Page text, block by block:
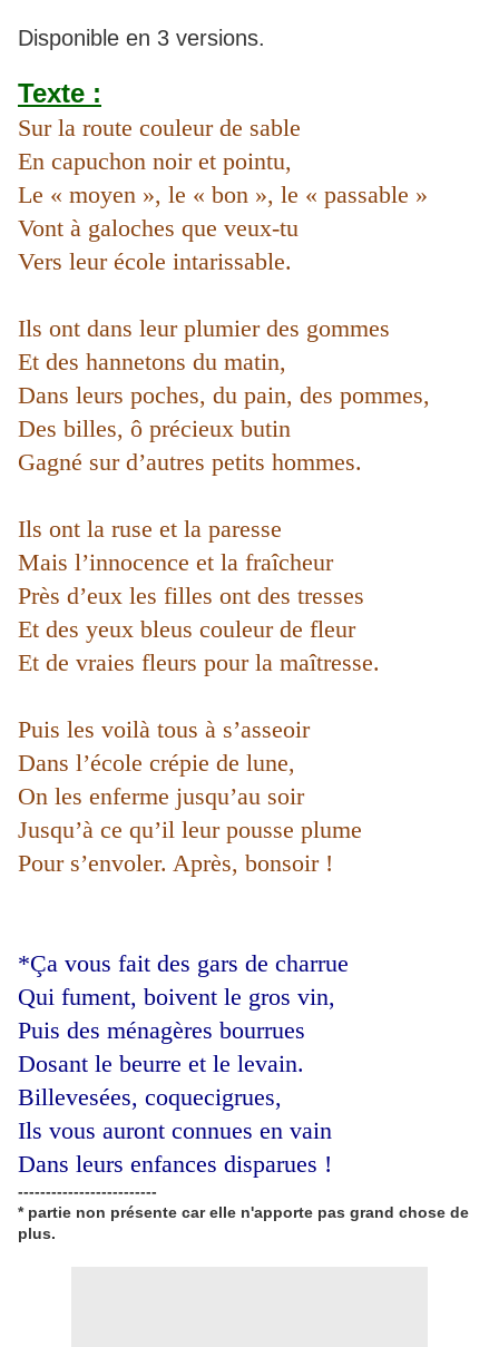
Disponible en 3 versions.
Texte :
Sur la route couleur de sable
En capuchon noir et pointu,
Le « moyen », le « bon », le « passable »
Vont à galoches que veux-tu
Vers leur école intarissable.
Ils ont dans leur plumier des gommes
Et des hannetons du matin,
Dans leurs poches, du pain, des pommes,
Des billes, ô précieux butin
Gagné sur d’autres petits hommes.
Ils ont la ruse et la paresse
Mais l’innocence et la fraîcheur
Près d’eux les filles ont des tresses
Et des yeux bleus couleur de fleur
Et de vraies fleurs pour la maîtresse.
Puis les voilà tous à s’asseoir
Dans l’école crépie de lune,
On les enferme jusqu’au soir
Jusqu’à ce qu’il leur pousse plume
Pour s’envoler. Après, bonsoir !
*Ça vous fait des gars de charrue
Qui fument, boivent le gros vin,
Puis des ménagères bourrues
Dosant le beurre et le levain.
Billevesées, coquecigrues,
Ils vous auront connues en vain
Dans leurs enfances disparues !
-------------------------
* partie non présente car elle n'apporte pas grand chose de
plus.